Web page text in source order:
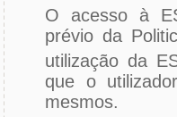
O acesso à
prévio da
utilização da
que o
mesmos.